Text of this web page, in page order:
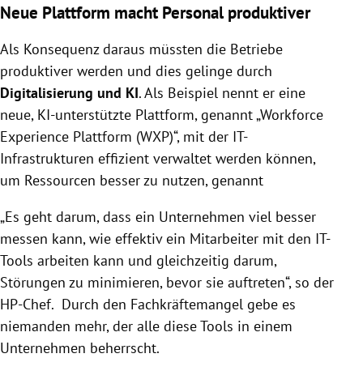
Neue Plattform macht Personal produktiver
Als Konsequenz daraus müssten die Betriebe
produktiver werden und dies gelinge durch
Digitalisierung und KI. Als Beispiel nennt er eine
neue, KI-unterstützte Plattform, genannt „Workforce
Experience Plattform (WXP)“, mit der IT-
Infrastrukturen effizient verwaltet werden können,
um Ressourcen besser zu nutzen, genannt
„Es geht darum, dass ein Unternehmen viel besser
messen kann, wie effektiv ein Mitarbeiter mit den IT-
Tools arbeiten kann und gleichzeitig darum,
Störungen zu minimieren, bevor sie auftreten“, so der
HP-Chef. Durch den Fachkräftemangel gebe es
niemanden mehr, der alle diese Tools in einem
Unternehmen beherrscht.